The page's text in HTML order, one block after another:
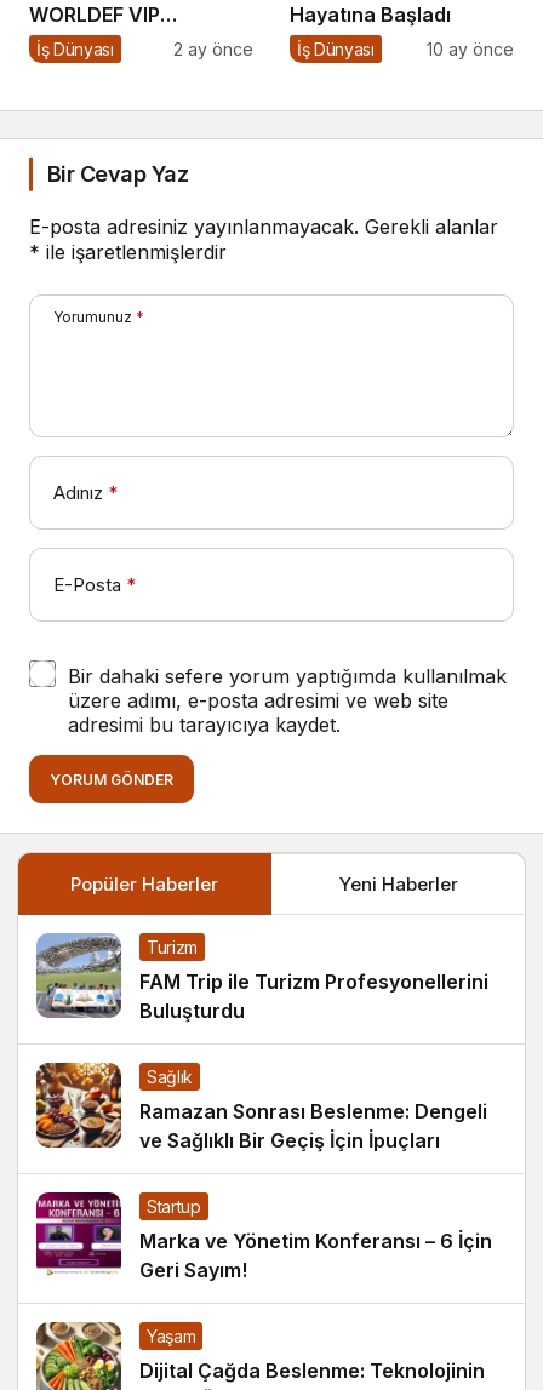
WORLDEF VIP
Connect’te buluştu
İş Dünyası 2 ay önce
Hayatına Başladı
İş Dünyası 10 ay önce
Bir Cevap Yaz
E-posta adresiniz yayınlanmayacak. Gerekli alanlar
* ile işaretlenmişlerdir
Yorumunuz *
Adınız *
E-Posta *
Bir dahaki sefere yorum yaptığımda kullanılmak
üzere adımı, e-posta adresimi ve web site
adresimi bu tarayıcıya kaydet.
YORUM GÖNDER
Popüler Haberler Yeni Haberler
Turizm
FAM Trip ile Turizm Profesyonellerini
Buluşturdu
Sağlık
Ramazan Sonrası Beslenme: Dengeli
ve Sağlıklı Bir Geçiş İçin İpuçları
Startup
Marka ve Yönetim Konferansı – 6 İçin
Geri Sayım!
Yaşam
Dijital Çağda Beslenme: Teknolojinin